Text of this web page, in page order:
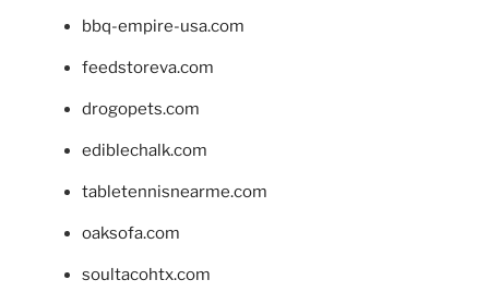
bbq-empire-usa.com
feedstoreva.com
drogopets.com
ediblechalk.com
tabletennisnearme.com
oaksofa.com
soultacohtx.com